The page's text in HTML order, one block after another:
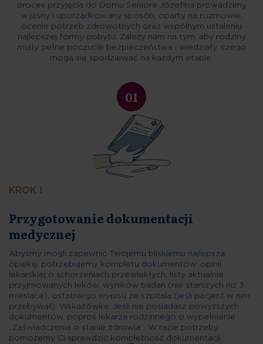
proces przyjęcia do Domu Seniora Józefina prowadzimy
w jasny i uporządkowany sposób, oparty na rozmowie,
ocenie potrzeb zdrowotnych oraz wspólnym ustaleniu
najlepszej formy pobytu. Zależy nam na tym, aby rodziny
miały pełne poczucie bezpieczeństwa i wiedziały, czego
mogą się spodziewać na każdym etapie.
01
KROK I
Abyśmy mogli zapewnić Twojemu bliskiemu najlepszą
opiekę, potrzebujemy kompletu dokumentów: opinii
lekarskiej o schorzeniach przewlekłych, listy aktualnie
przyjmowanych leków, wyników badań (nie starszych niż 3
miesiące), ostatniego wypisu ze szpitala (jeśli pacjent w nim
przebywał). Wskazówka: Jeśli nie posiadasz powyższych
dokumentów, poproś lekarza rodzinnego o wypełnienie
„Zaświadczenia o stanie zdrowia”. W razie potrzeby
pomożemy Ci sprawdzić kompletność dokumentacji.